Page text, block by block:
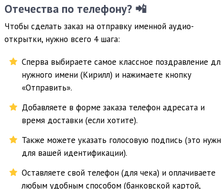
Отечества по телефону? 📲
Чтобы сделать заказ на отправку именной аудио-
открытки, нужно всего 4 шага:
Сперва выбираете самое классное поздравление
нужного имени (Кирилл) и нажимаете кнопку
«Отправить».
Добавляете в форме заказа телефон адресата и
время доставки (если хотите).
Также можете указать голосовую подпись (это
для вашей идентификации).
Оставляете свой телефон (для чека) и оплачиваете
любым удобным способом (банковской картой,